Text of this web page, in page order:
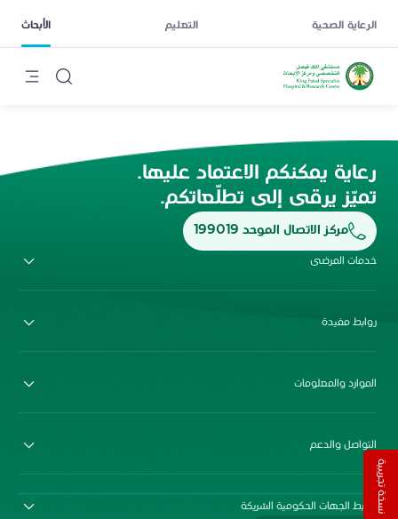
الرعاية الصحية التعليم الأبحاث
رعاية يمكنكم الاعتماد عليها.
تميّز يرقى إلى تطلّعاتكم.
مركز الاتصال الموحد 199019
خدمات المرضى
روابط مفيدة
الموارد والمعلومات
التواصل والدعم
روابط الجهات الحكومية الشريكة نسخة تجريبية